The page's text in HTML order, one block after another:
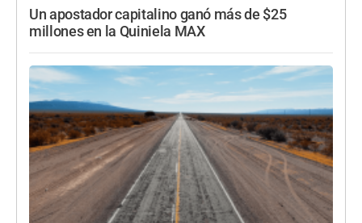
Un apostador capitalino ganó más de $25
millones en la Quiniela MAX